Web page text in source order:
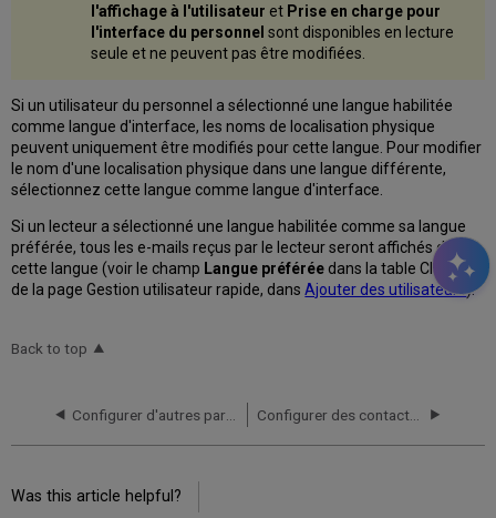
l'affichage à l'utilisateur et Prise en charge pour
l'interface du personnelsont disponibles en lecture
seule et ne peuvent pas être modifiées.
Si un utilisateur du personnel a sélectionné une langue habilitée
comme langue d'interface, les noms de localisation physique
peuvent uniquement être modifiés pour cette langue. Pour modifier
le nom d'une localisation physique dans une langue différente,
sélectionnez cette langue comme langue d'interface.
Si un lecteur a sélectionné une langue habilitée comme sa langue
préférée, tous les e-mails reçus par le lecteur seront affichés dans
cette langue (voir le champ Langue préférée dans la table Champs
de la page Gestion utilisateur rapide, dansAjouter des utilisateurs).
Back to top
Configurer d'autres paramètres Configurer des contacts CRM
Was this article helpful?